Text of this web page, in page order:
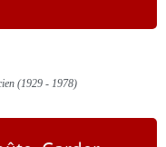
(1929 - 1978)